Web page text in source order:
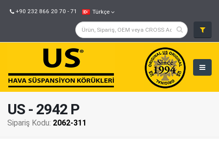
+90 232 866 20 70 - 71 Türkçe
US - 2942 P
Sipariş Kodu: 2062-311